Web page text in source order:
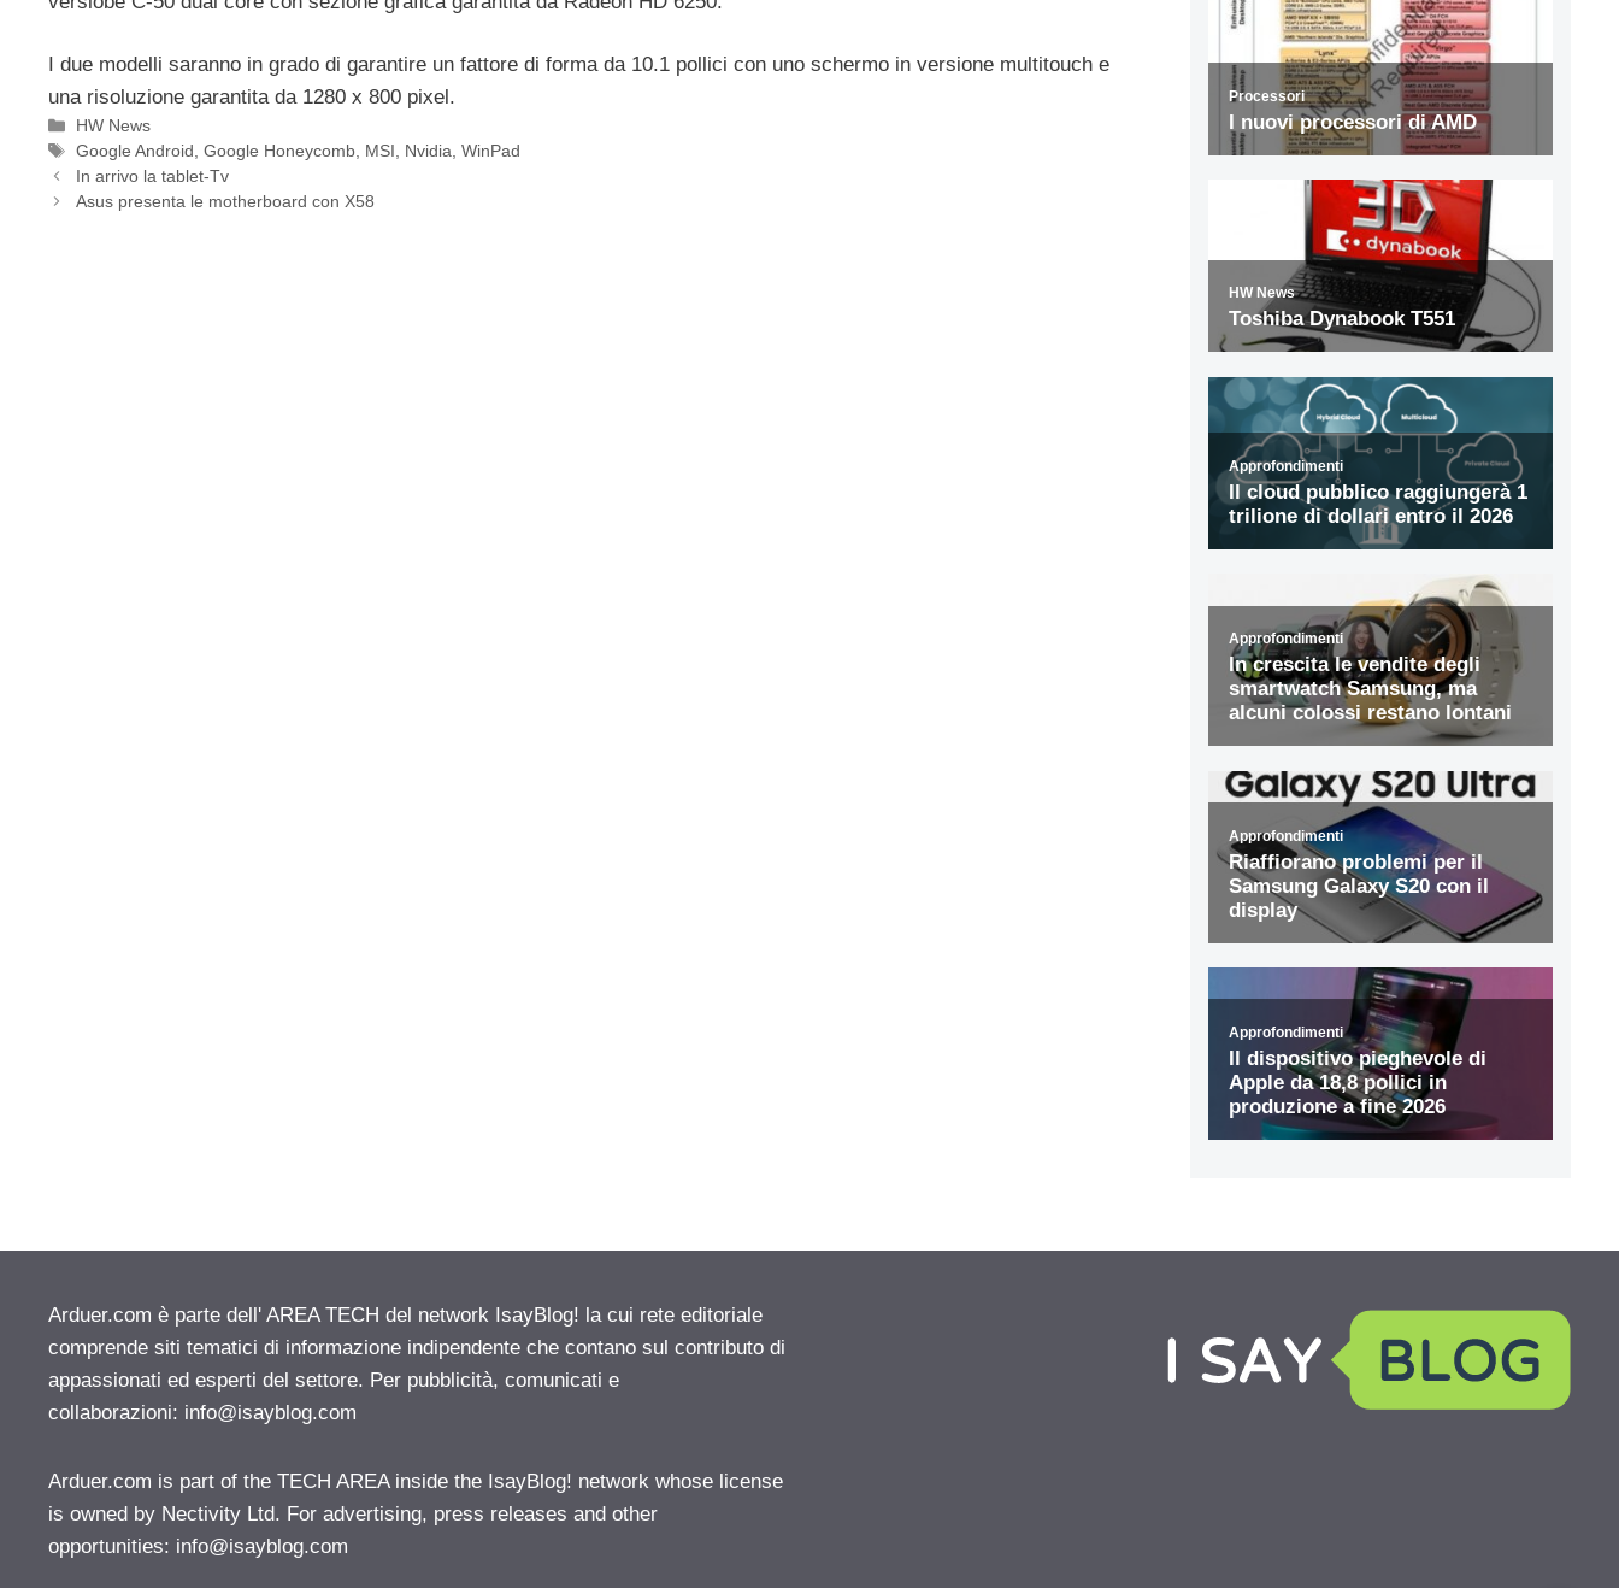
I due modelli saranno in grado di garantire un fattore di forma da 10.1 pollici con uno schermo in versione multitouch e
una risoluzione garantita da 1280 x 800 pixel.
Categorie
HW News
Tag
Google Android,Google Honeycomb, MSI, Nvidia,WinPad
In arrivo la tablet-Tv
Asus presenta le motherboard con X58
Arduer.com è parte dell' AREA TECH del network IsayBlog! la cui rete editoriale
comprende siti tematici di informazione indipendente che contano sul contributo di
appassionati ed esperti del settore. Per pubblicità, comunicati e
collaborazioni: info@isayblog.com
Arduer.com is part of the TECH AREA inside the IsayBlog! network whose license
is owned by Nectivity Ltd. For advertising, press releases and other
opportunities: info@isayblog.com